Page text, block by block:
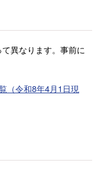
異なります。事前に
（令和8年4月1日現